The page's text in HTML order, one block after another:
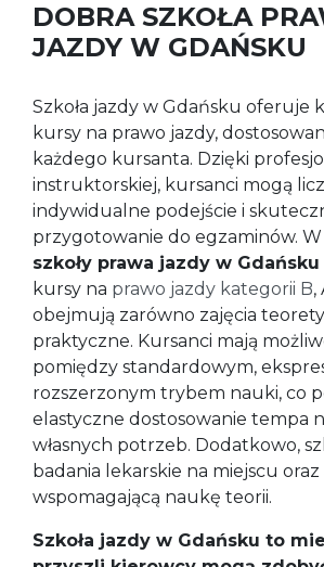
DOBRA SZKOŁA
JAZDY W GDAŃSKU
Szkoła jazdy w Gdańsku oferuje
kursy na prawo jazdy,
każdego kursanta. Dzięki
instruktorskiej, kursanci mogą
indywidualne podejście i
przygotowanie do egzaminów.
szkoły prawa jazdy w Gdańsku
kursy na prawo jazdy kategorii B,
obejmują zarówno zajęcia
praktyczne. Kursanci mają
pomiędzy standardowym,
rozszerzonym trybem nauki, co
elastyczne dostosowanie tempa
własnych potrzeb. Dodatkowo,
badania lekarskie na miejscu
wspomagającą naukę teorii.
Szkoła jazdy w Gdańsku to